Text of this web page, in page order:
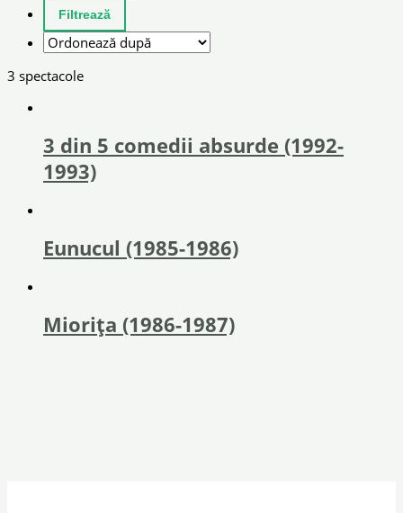
3 spectacole
3 din 5 comedii absurde (1992-
1993)
Eunucul (1985-1986)
Miorița (1986-1987)